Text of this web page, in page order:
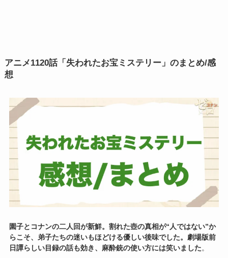
アニメ1120話「失われたお宝ミステリー」のまとめ/感
想
園子とコナンの二人回が新鮮。割れた壺の真相が“人ではない”か
らこそ、弟子たちの迷いもほどける優しい後味でした。劇場版前
日譚らしい目録の話も効き、麻酔銃の使い方には笑いました。